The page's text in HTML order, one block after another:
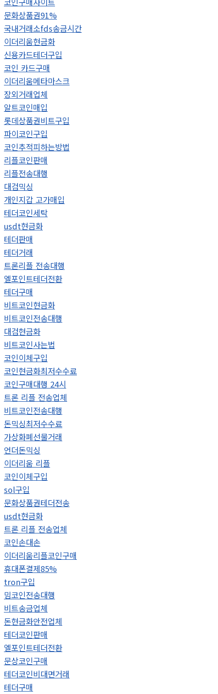
문화상품권91%
국내거래소fds송금시간
이더리움현금화
신용카드테더구입
코인 카드구매
이더리움메타마스크
장외거래업체
알트코인매입
롯데상품권비트구입
파이코인구입
코인추적피하는방법
리플코인판매
리플전송대행
대검믹싱
개인지갑 고가매입
테더코인세탁
usdt현금화
테더판매
테더거래
트론리플 전송대행
엘포인트테더전환
테더구매
비트코인현금화
비트코인전송대행
대검현금화
비트코인사는법
코인이체구입
코인현금화최저수수료
코인구매대행 24시
트론 리플 전송업체
비트코인전송대행
돈믹싱최저수수료
가상화폐선물거래
언더돈믹싱
이더리움 리플
코인이체구입
sol구입
문화상품권테더전송
usdt현금화
트론 리플 전송업체
코인손대손
이더리움리플코인구매
휴대폰결제85%
tron구입
밈코인전송대행
비트송금업체
돈현금화안전업체
테더코인판매
엘포인트테더전환
문상코인구매
테더코인비대면거래
테더구매